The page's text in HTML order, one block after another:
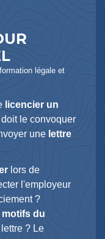
légale et
licencier un
doit le convoquer
unelettre
lors de
l'employeur
?
du
? Le